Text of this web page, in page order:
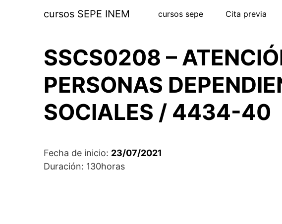
contenido
cursos SEPE INEM cursos sepe Cita previa
SSCS0208 –
PERSONAS
SOCIALES / 4434-40
Fecha de inicio: 23/07/2021
Duración: 130horas